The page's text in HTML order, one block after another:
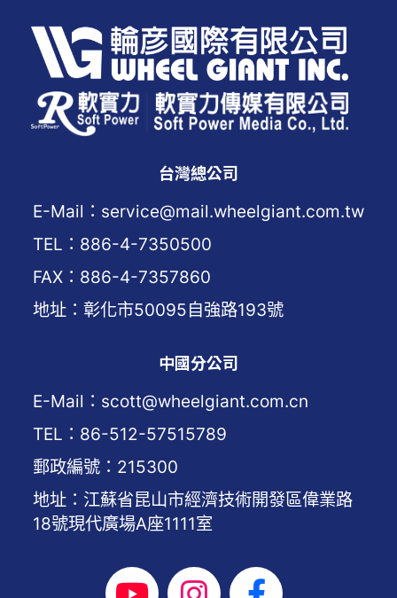
台灣總公司
E-Mail：service@mail.wheelgiant.com.tw
TEL：886-4-7350500
FAX：886-4-7357860
地址：彰化市50095自強路193號
中國分公司
E-Mail：scott@wheelgiant.com.cn
TEL：86-512-57515789
郵政編號：215300
地址：江蘇省昆山市經濟技術開發區偉業路
18號現代廣場A座1111室